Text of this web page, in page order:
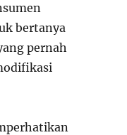
bertanya
pernah